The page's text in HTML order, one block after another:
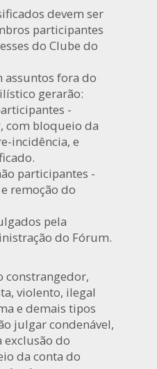
devem ser
participantes
do Clube do
assuntos fora do
gerarão:
-
com bloqueio da
incidência, e
participantes -
remoção do
pela
do Fórum.
constrangedor,
violento, ilegal
e demais tipos
julgar condenável,
exclusão do
da conta do